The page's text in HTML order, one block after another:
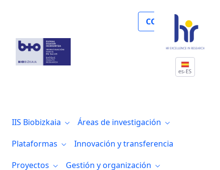
COLABORA
es-ES
IIS Biobizkaia
Áreas de investigación
Plataformas
Innovación y transferencia
Proyectos
Gestión y organización